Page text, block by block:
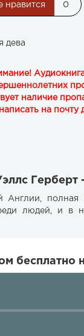
нравится 0
дева
наличие
на почту
Англии, полная
людей, и в
бесплатно